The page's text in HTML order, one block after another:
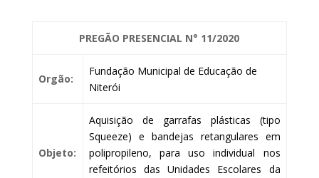
PREGÃO PRESENCIAL N° 11/2020
Orgão:
Fundação Municipal de Educação de
Niterói
Objeto:
Aquisição de garrafas plásticas (tipo
Squeeze) e bandejas retangulares em
polipropileno, para uso individual nos
refeitórios das Unidades Escolares da